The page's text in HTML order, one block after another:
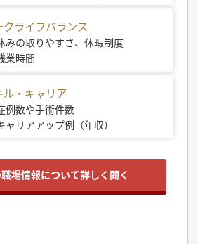
クライフバランス
みの取りやすさ、休暇制度
業時間
ル・キャリア
例数や手術件数
ャリアアップ例（年収）
場情報について詳しく聞く